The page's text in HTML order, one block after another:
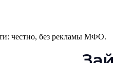
честно, без рекламы МФО.